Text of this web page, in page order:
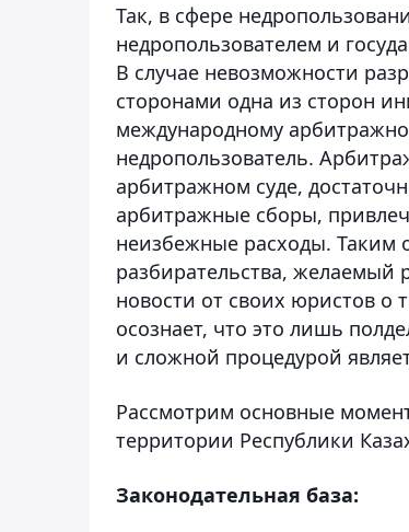
Так, в сфере
недропользователем и
В случае невозможности
сторонами одна из сторон
международному
недропользователь.
арбитражном суде,
арбитражные сборы,
неизбежные расходы. Таким
разбирательства, желаемый
новости от своих юристов о
осознает, что это лишь
и сложной процедурой
Рассмотрим основные
территории Республики
Законодательная база: